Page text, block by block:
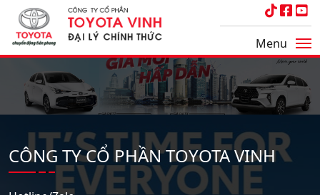
Menu
CÔNG TY CỔ PHẦN TOYOTA VINH